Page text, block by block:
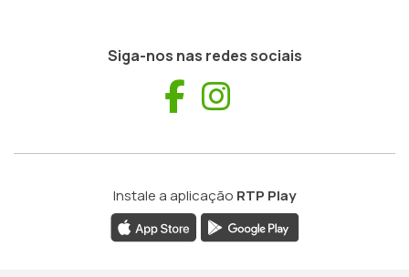
Siga-nos nas redes sociais
Facebook
Instale a aplicação RTP Play